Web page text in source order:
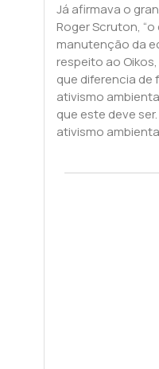
Já afirmava o
Roger Scruton,
manutenção da
respeito ao
que diferencia de
ativismo
que este deve
ativismo